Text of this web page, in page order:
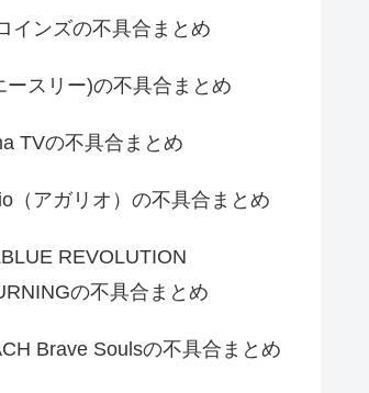
インズの不具合まとめ
ースリー)の不具合まとめ
TVの不具合まとめ
（アガリオ）の不具合まとめ
REVOLUTION
の不具合まとめ
Brave Soulsの不具合まとめ